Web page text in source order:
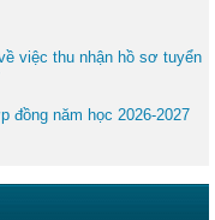
việc thu nhận hồ sơ tuyển
đồng năm học 2026-2027